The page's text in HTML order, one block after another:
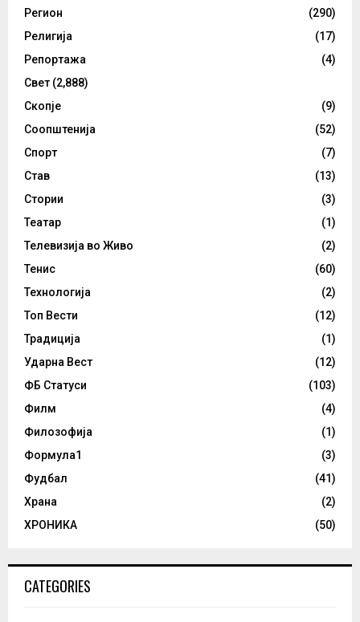
Регион
(290)
Религија
(17)
Репортажа
(4)
Свет (2,888)
Скопје
(9)
Соопштенија
(52)
Спорт
(7)
Став
(13)
Стории
(3)
Театар
(1)
Телевизија во Живо
(2)
Тенис
(60)
Технологија
(2)
Топ Вести
(12)
Традиција
(1)
Ударна Вест
(12)
ФБ Статуси
(103)
Филм
(4)
Филозофија
(1)
Формула1
(3)
Фудбал
(41)
Храна
(2)
ХРОНИКА
(50)
CATEGORIES